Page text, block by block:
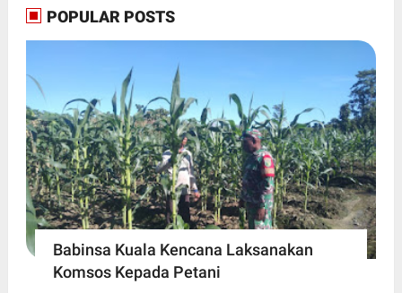
POPULAR POSTS
Babinsa Kuala Kencana Laksanakan
Komsos Kepada Petani